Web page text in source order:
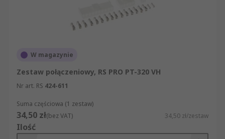
W magazynie
Zestaw połączeniowy, RS PRO PT-320 VH
Nr art. RS 424-611
Suma częściowa (1 zestaw)
34,50 zł(bez VAT) 34,50 zł/zestaw
Ilość